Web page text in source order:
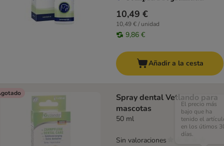
10,49 €
10,49 € / unidad
9,86 €
Añadir a la cesta
Spray dental Vetlando para
mascotas
50 ml
El precio más
bajo que ha
tenido el
en los útimos
días.
Sin valoraciones